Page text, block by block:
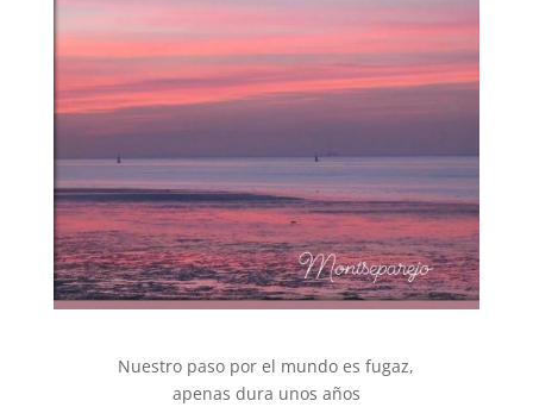
Nuestro paso por el mundo es fugaz,
apenas dura unos años